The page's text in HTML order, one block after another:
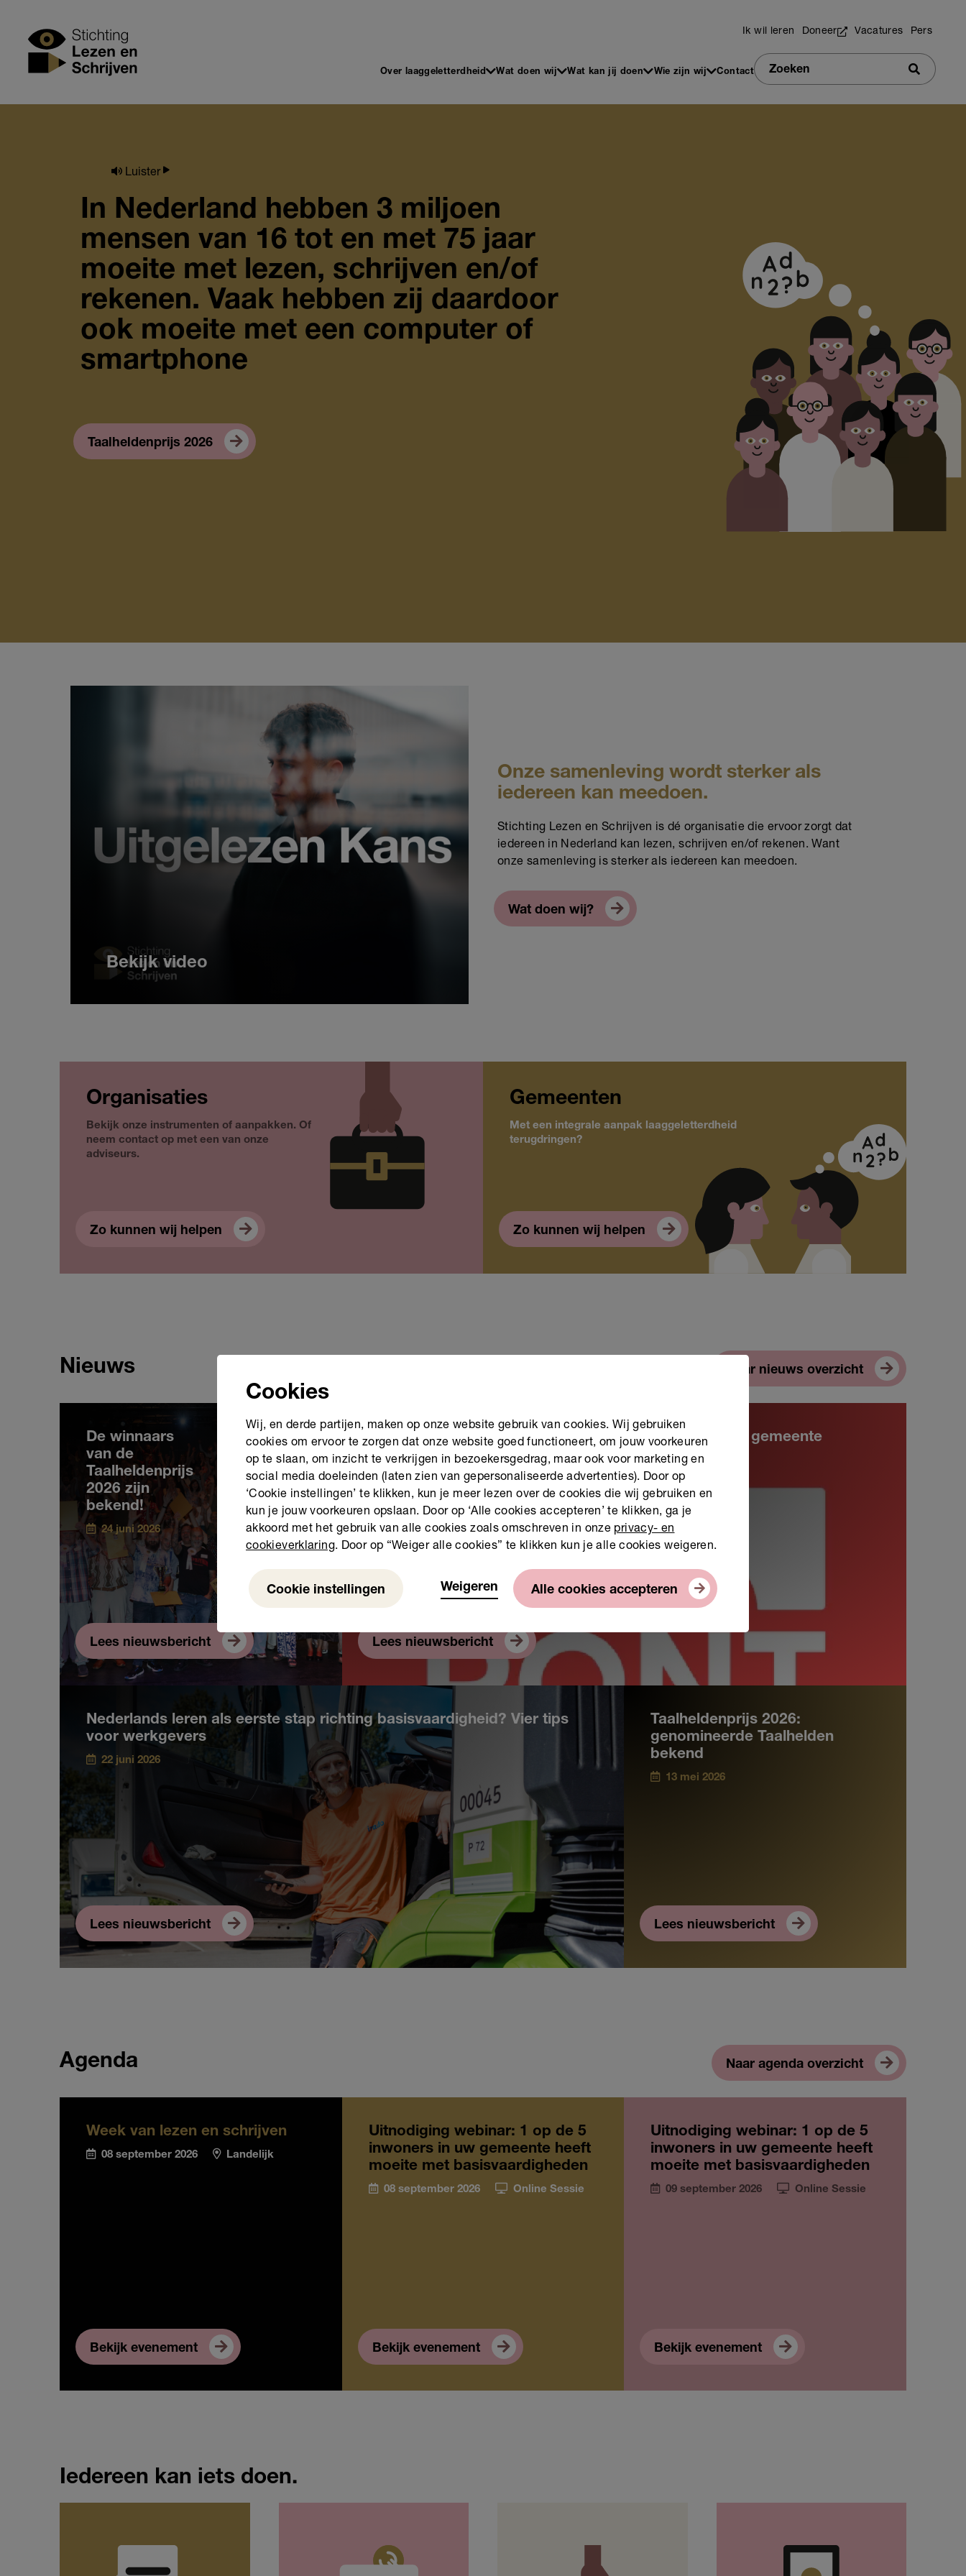
Stichting Lezen en Schrijven Utilities
Ik wil leren Doneer Vacatures Pers
Main
navigation
Over laaggeletterdheid Wat doen wij Wat kan jij doen Wie zijn wij Contact
Zoeken
Zoeken
Luister
In Nederland hebben 3 miljoen
mensen van 16 tot en met 75 jaar
moeite met lezen, schrijven en/of
rekenen. Vaak hebben zij daardoor
ook moeite met een computer of
smartphone
Taalheldenprijs 2026
Bekijk video
Onze samenleving wordt sterker als
iedereen kan meedoen.
Stichting Lezen en Schrijven is dé organisatie die ervoor zorgt dat
iedereen in Nederland kan lezen, schrijven en/of rekenen. Want
onze samenleving is sterker als iedereen kan meedoen.
Wat doen wij?
Organisaties
Bekijk onze instrumenten of aanpakken. Of
neem contact op met een van onze
adviseurs.
Zo kunnen wij helpen
Gemeenten
Met een integrale aanpak laaggeletterdheid
terugdringen?
Zo kunnen wij helpen
Nieuws Naar nieuws overzicht
De winnaars
van de
Taalheldenprijs
2026 zijn
bekend!
24 juni 2026
Lees nieuwsbericht
Stichting Lezen en Schrijven start samenwerking met gemeente
Arnhem
23 juni 2026
Lees nieuwsbericht
Nederlands leren als eerste stap richting basisvaardigheid? Vier tips
voor werkgevers
22 juni 2026
Lees nieuwsbericht
Taalheldenprijs 2026:
genomineerde Taalhelden
bekend
13 mei 2026
Lees nieuwsbericht
Agenda Naar agenda overzicht
Week van lezen en schrijven
08 september 2026 Landelijk
Bekijk evenement
Uitnodiging webinar: 1 op de 5
inwoners in uw gemeente heeft
moeite met basisvaardigheden
08 september 2026 Online Sessie
Bekijk evenement
Uitnodiging webinar: 1 op de 5
inwoners in uw gemeente heeft
moeite met basisvaardigheden
09 september 2026 Online Sessie
Bekijk evenement
Iedereen kan iets doen.
Cookies
Wij, en derde partijen, maken op onze website gebruik van cookies. Wij gebruiken
cookies om ervoor te zorgen dat onze website goed functioneert, om jouw voorkeuren
op te slaan, om inzicht te verkrijgen in bezoekersgedrag, maar ook voor marketing en
social media doeleinden (laten zien van gepersonaliseerde advertenties). Door op
‘Cookie instellingen’ te klikken, kun je meer lezen over de cookies die wij gebruiken en
kun je jouw voorkeuren opslaan. Door op ‘Alle cookies accepteren’ te klikken, ga je
akkoord met het gebruik van alle cookies zoals omschreven in onze privacy- en
cookieverklaring. Door op “Weiger alle cookies” te klikken kun je alle cookies weigeren.
Cookie instellingen
Weigeren
Weigeren Alle cookies accepteren